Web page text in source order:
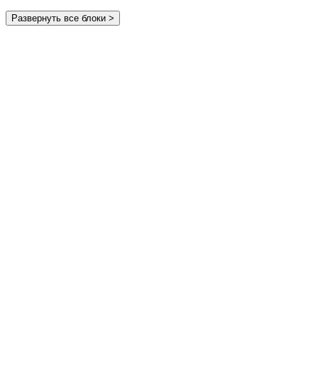
Развернуть все блоки >